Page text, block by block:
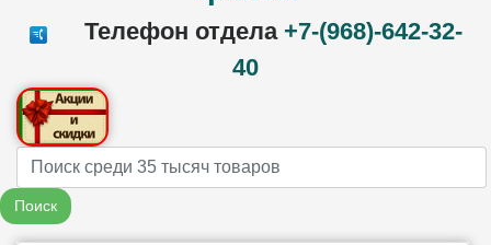
Телефон отдела +7-(968)-642-32-
40
Name
Поиск